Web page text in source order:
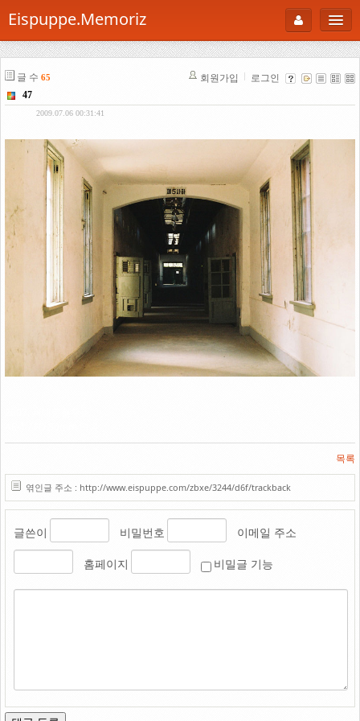
Eispuppe.Memoriz
로그인
About
AboutTori
Photo
Gallery
Snaps
B Cut
Portfolio
백과사전
공부방
Link
글 수 65 회원가입 로그인
47
2009.07.06 00:31:41
목록
엮인글 주소 : http://www.eispuppe.com/zbxe/3244/d6f/trackback
글쓴이 비밀번호 이메일 주소
홈페이지 비밀글 기능